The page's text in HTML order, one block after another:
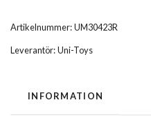
Artikelnummer:UM30423R
Leverantör:Uni-Toys
INFORMATION